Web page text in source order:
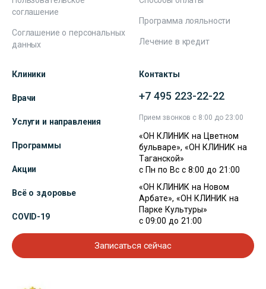
соглашение
Соглашение о персональных
данных
Программа лояльности
Лечение в кредит
Клиники
Врачи
Услуги и направления
Программы
Акции
Всё о здоровье
COVID-19
Контакты
+7 495 223-22-22
Прием звонков с 8:00 до 23:00
«ОН КЛИНИК на Цветном
бульваре», «ОН КЛИНИК на
Таганской»
с Пн по Вс с 8:00 до 21:00
«ОН КЛИНИК на Новом
Арбате», «ОН КЛИНИК на
Парке Культуры»
с 09:00 до 21:00
Записаться сейчас